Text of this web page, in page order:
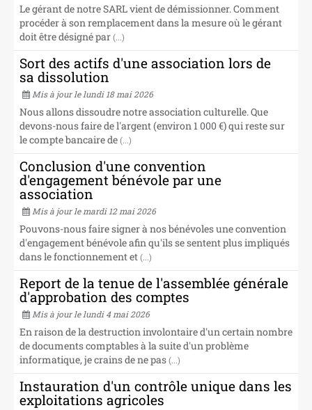
Le gérant de notre SARL vient de démissionner. Comment
procéder à son remplacement dans la mesure où le gérant
doit être désigné par (...)
Sort des actifs d'une association lors de
sa dissolution
Mis à jour le lundi 18 mai 2026
Nous allons dissoudre notre association culturelle. Que
devons-nous faire de l'argent (environ 1 000 €) qui reste sur
le compte bancaire de (...)
Conclusion d'une convention
d'engagement bénévole par une
association
Mis à jour le mardi 12 mai 2026
Pouvons-nous faire signer à nos bénévoles une convention
d'engagement bénévole afin qu'ils se sentent plus impliqués
dans le fonctionnement et (...)
Report de la tenue de l'assemblée générale
d'approbation des comptes
Mis à jour le lundi 4 mai 2026
En raison de la destruction involontaire d'un certain nombre
de documents comptables à la suite d'un problème
informatique, je crains de ne pas (...)
Instauration d'un contrôle unique dans les
exploitations agricoles